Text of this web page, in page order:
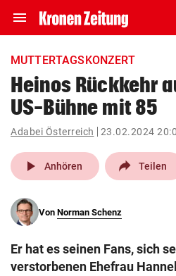
menu Navigation
ein-/ausklappen
account_circle Anmelden
pin_drop
Wien
search
eingeben
MUTTERTAGSKONZERT
Heinos Rückkehr
US-Bühne mit 85
Adabei Österreich 23.02.2024
play_arrow Anhören Teilen
Von Norman Schenz
Er hat es seinen Fans, sich
verstorbenen Ehefrau